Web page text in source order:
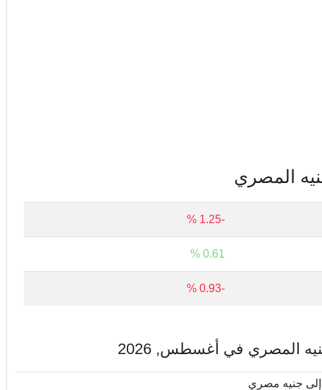
المصري
-1.25 %
0.61 %
-0.93 %